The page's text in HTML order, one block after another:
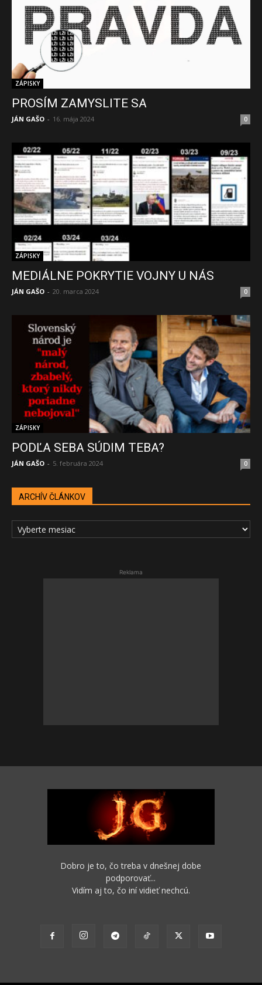
ZÁPISKY
PROSÍM ZAMYSLITE SA
JÁN GAŠO - 16. mája 2024 0
ZÁPISKY
MEDIÁLNE POKRYTIE VOJNY U NÁS
JÁN GAŠO - 20. marca 2024 0
ZÁPISKY
PODĽA SEBA SÚDIM TEBA?
JÁN GAŠO - 5. februára 2024 0
ARCHÍV ČLÁNKOV
ARCHÍV
ČLÁNKOV
Reklama
Dobro je to, čo treba v dnešnej dobe
podporovať...
Vidím aj to, čo iní vidieť nechcú.